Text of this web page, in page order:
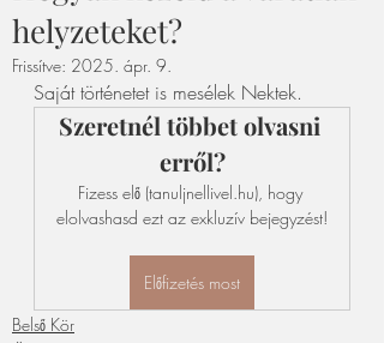
helyzeteket?
Frissítve: 2025. ápr. 9.
Saját történetet is mesélek Nektek.
Szeretnél többet olvasni
erről?
Fizess elő (tanuljnellivel.hu), hogy
elolvashasd ezt az exkluzív bejegyzést!
Előfizetés most
Belső Kör